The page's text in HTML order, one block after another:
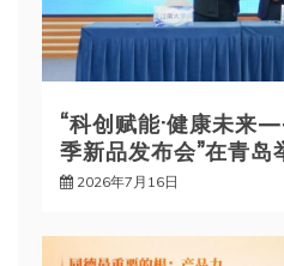
“科创赋能·健康未来
季新品发布会”在青岛
2026年7月16日